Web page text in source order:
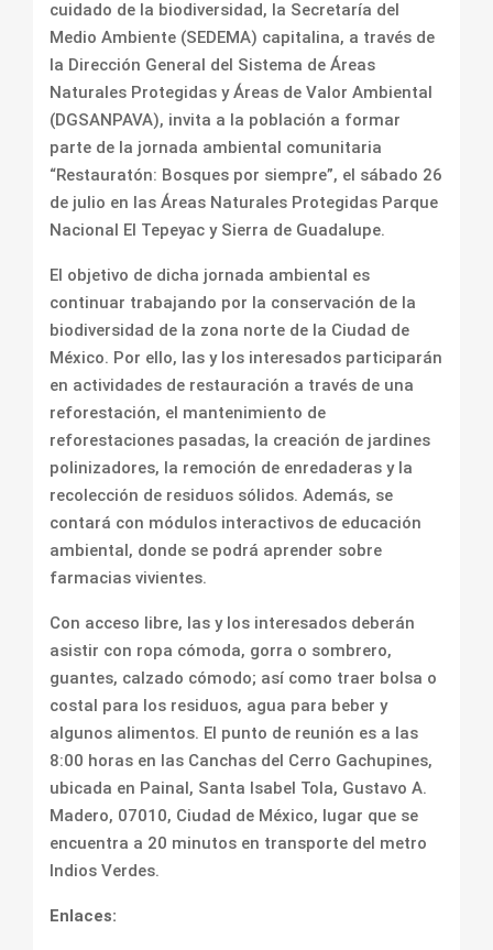
cuidado de la biodiversidad, la Secretaría del
Medio Ambiente (SEDEMA) capitalina, a través de
la Dirección General del Sistema de Áreas
Naturales Protegidas y Áreas de Valor Ambiental
(DGSANPAVA), invita a la población a formar
parte de la jornada ambiental comunitaria
“Restauratón: Bosques por siempre”, el sábado 26
de julio en las Áreas Naturales Protegidas Parque
Nacional El Tepeyac y Sierra de Guadalupe.
El objetivo de dicha jornada ambiental es
continuar trabajando por la conservación de la
biodiversidad de la zona norte de la Ciudad de
México. Por ello, las y los interesados participarán
en actividades de restauración a través de una
reforestación, el mantenimiento de
reforestaciones pasadas, la creación de jardines
polinizadores, la remoción de enredaderas y la
recolección de residuos sólidos. Además, se
contará con módulos interactivos de educación
ambiental, donde se podrá aprender sobre
farmacias vivientes.
Con acceso libre, las y los interesados deberán
asistir con ropa cómoda, gorra o sombrero,
guantes, calzado cómodo; así como traer bolsa o
costal para los residuos, agua para beber y
algunos alimentos. El punto de reunión es a las
8:00 horas en las Canchas del Cerro Gachupines,
ubicada en Painal, Santa Isabel Tola, Gustavo A.
Madero, 07010, Ciudad de México, lugar que se
encuentra a 20 minutos en transporte del metro
Indios Verdes.
Enlaces: